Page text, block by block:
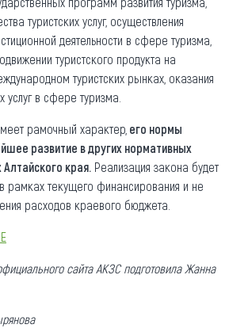
туристских услуг, осуществления
деятельности в сфере туризма,
туристского продукта на
туристских рынках, оказания
услуг в сфере туризма.
рамочный характер, его нормы
развитие в других нормативных
края. Реализация закона будет
в рамках текущего финансирования и не
расходов краевого бюджета.
сайта АКЗС подготовила Жанна